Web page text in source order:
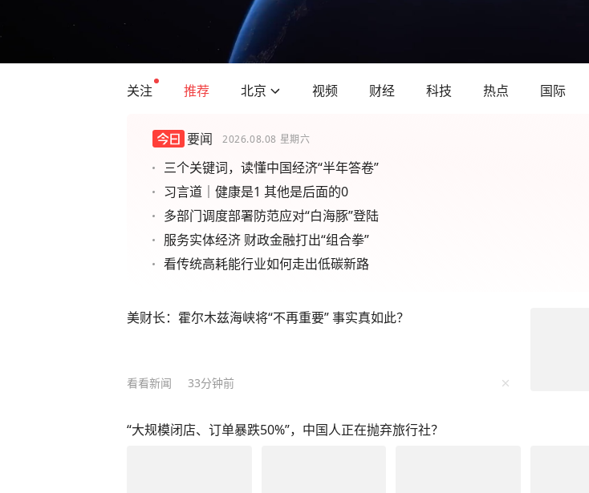
关注 推荐 北京 视频 财经 科技 热点 国际
要闻 2026.08.08 星期六
三个关键词，读懂中国经济“半年答卷”
习言道｜健康是1 其他是后面的0
多部门调度部署防范应对“白海豚”登陆
服务实体经济 财政金融打出“组合拳”
看传统高耗能行业如何走出低碳新路
美财长：霍尔木兹海峡将“不再重要” 事实真如此？
看看新闻 33分钟前
“大规模闭店、订单暴跌50%”，中国人正在抛弃旅行社？